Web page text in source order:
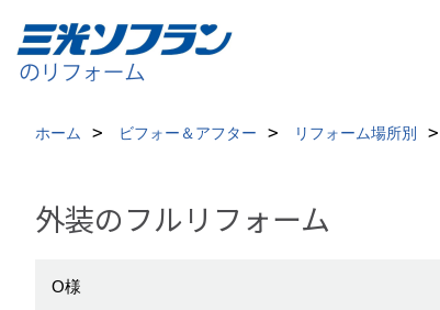
ホーム ビフォー＆アフター リフォーム場所別
外装のフルリフォーム
O様